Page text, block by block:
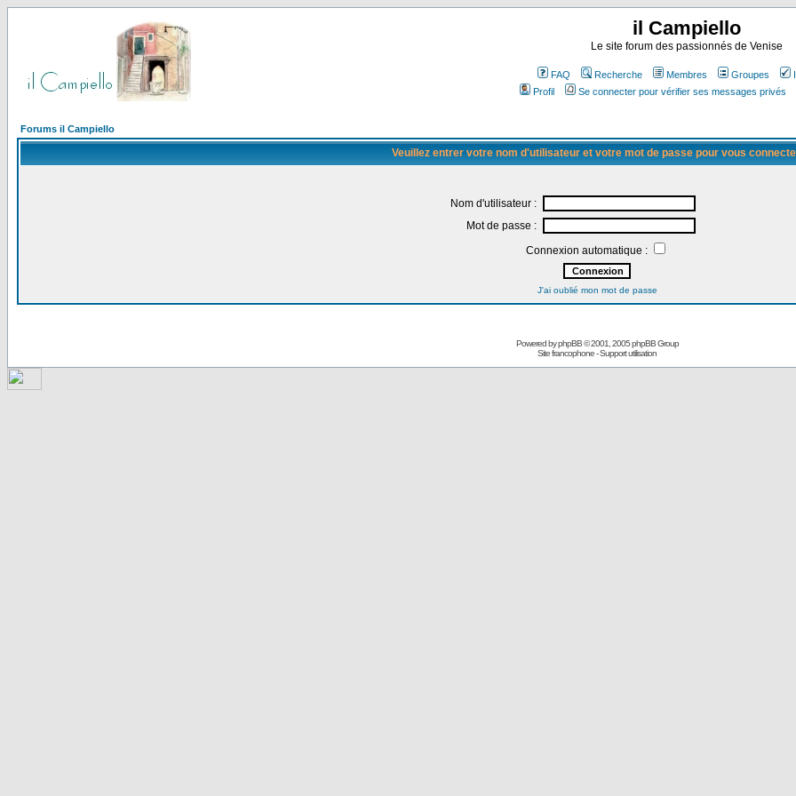
il Campiello
Le site forum des passionnés de Venise
FAQ Recherche Membres Groupes
Profil
Se connecter pour vérifier ses messages privés
Forums il Campiello
Veuillez entrer votre nom d'utilisateur et votre mot de passe pour vous
Nom d'utilisateur :
Mot de passe :
Connexion automatique :
J'ai oublié mon mot de passe
Powered byphpBB© 2001, 2005 phpBB Group
Site francophone-Support utilisation